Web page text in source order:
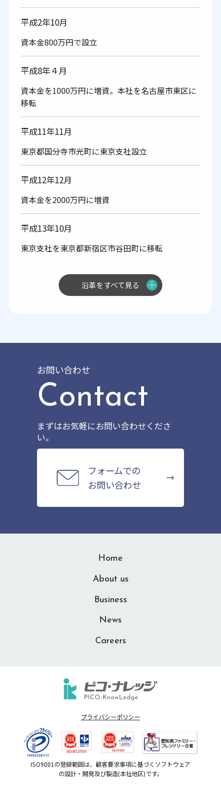
平成2年10月
資本金800万円で設立
平成8年４月
資本金を1000万円に増資。本社を名古屋市東区に
移転
平成11年11月
東京都国分寺市光町に東京支社設立
平成12年12月
資本金を2000万円に増資
平成13年10月
東京支社を東京都新宿区市谷田町に移転
平成13年11月
資本金を3200万円に増資
資本金を4600万円に増資
平成15年2月
本社ビルを愛知県名古屋市中村区名駅に移転
平成15年11月
三重県津市に三重支店開設
平成16年9月
大阪府中央区高麗橋に大阪支社開設
平成20年2月
ISO9001認証取得:JQA-QMA13540
東京支社事務所移転
平成20年10月
お問い合わせ
Contact
まずはお気軽にお問い合わせくださ
い。
フォームでの
お問い合わせ
Home
About us
Business
News
Careers
プライバシーポリシー
ISO9001の登録範囲は、顧客要求事項に基づくソフトウェア
の設計・開発及び製造(本社地区)です。